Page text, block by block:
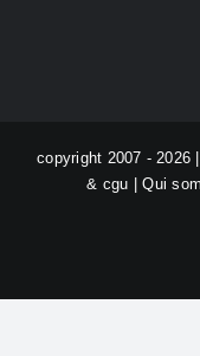
copyright 2007 - 2026 |
& cgu |Qui